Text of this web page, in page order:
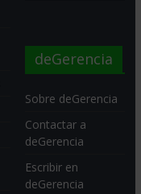
deGerencia
Sobre deGerencia
Contactar a
deGerencia
Escribir en
deGerencia